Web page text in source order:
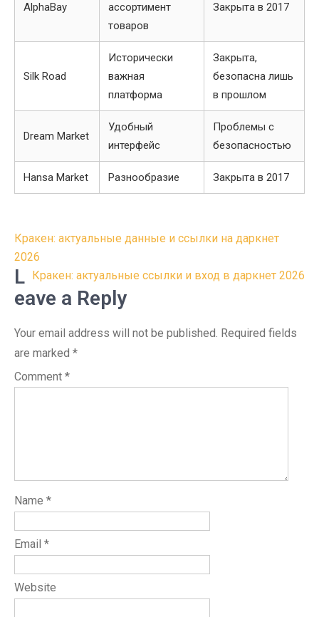
AlphaBay
ассортимент
товаров
Закрыта в 2017
Silk Road
Исторически
важная
платформа
Закрыта,
безопасна лишь
в прошлом
Dream Market
Удобный
интерфейс
Проблемы с
безопасностью
Hansa Market Разнообразие Закрыта в 2017
Post
navigation
Кракен: актуальные данные и ссылки на даркнет
2026
Кракен: актуальные ссылки и вход в даркнет 2026
L
eave a Reply
Your email address will not be published. Required fields
are marked *
Comment *
Name *
Email *
Website